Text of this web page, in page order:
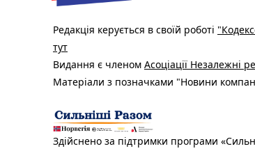
Редакція керується в своїй роботі
тут
Видання є членом Асоціації Незалежні
Матеріали з позначками "Новини
Здійснено за підтримки програми